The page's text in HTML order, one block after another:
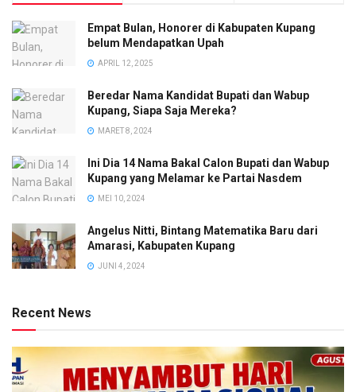
Empat Bulan, Honorer di Kabupaten Kupang
belum Mendapatkan Upah
APRIL 12, 2025
Beredar Nama Kandidat Bupati dan Wabup
Kupang, Siapa Saja Mereka?
MARET 8, 2024
Ini Dia 14 Nama Bakal Calon Bupati dan Wabup
Kupang yang Melamar ke Partai Nasdem
MEI 10, 2024
Angelus Nitti, Bintang Matematika Baru dari
Amarasi, Kabupaten Kupang
JUNI 4, 2024
Recent News